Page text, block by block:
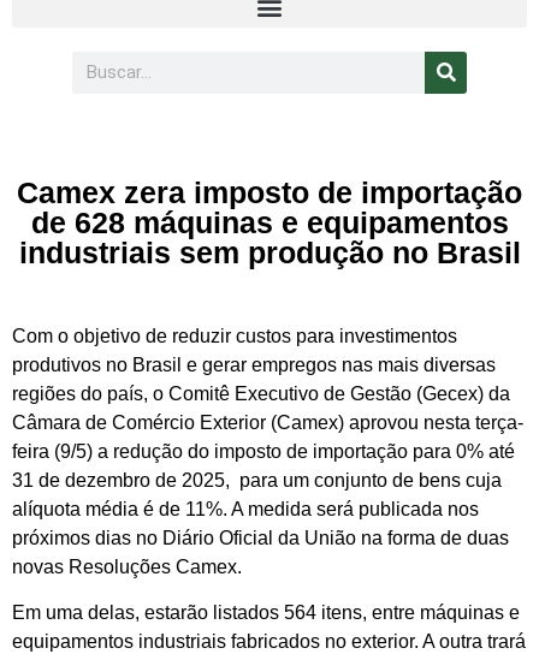
Camex zera imposto de importação
de 628 máquinas e equipamentos
industriais sem produção no Brasil
Com o objetivo de reduzir custos para investimentos
produtivos no Brasil e gerar empregos nas mais diversas
regiões do país, o Comitê Executivo de Gestão (Gecex) da
Câmara de Comércio Exterior (Camex) aprovou nesta terça-
feira (9/5) a redução do imposto de importação para 0% até
31 de dezembro de 2025, para um conjunto de bens cuja
alíquota média é de 11%. A medida será publicada nos
próximos dias no Diário Oficial da União na forma de duas
novas Resoluções Camex.
Em uma delas, estarão listados 564 itens, entre máquinas e
equipamentos industriais fabricados no exterior. A outra trará